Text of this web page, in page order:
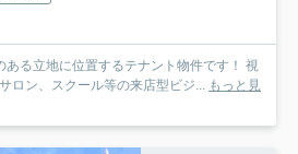
ある立地に位置するテナント物件です！ 視
ロン、スクール等の来店型ビジ... もっと見